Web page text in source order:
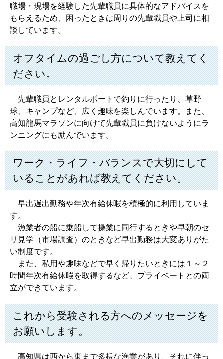
職場・現場を経験した先輩職員に具体的なアドバイスを
もらえるため、困ったときは周りの先輩職員や上司に相
談しています。
オフタイムの過ごし方について教えてく
ださい。
先輩職員とレンタルボートで釣りに行ったり、草野
球、キャンプなど、広く趣味を楽しんでいます。また、
高知龍馬マラソンに向けて先輩職員に負けないようにラ
ンニングにも励んでいます。
ワーク・ライフ・バランスで大切にして
いることがあれば教えてください。
早出遅出勤務や年次有給休暇を積極的に利用していま
す。
漁業者の船に乗船して操業に同行するときや早朝のセ
リ見学（市場調査）のときなど早出勤務は大変ありがた
い制度です。
また、私用や趣味などで早く帰りたいときには１～２
時間年次有給休暇を取得するなど、プライベートとの両
立ができています。
これから受験される方へのメッセージを
お願いします。
高知県は西から東まで多様な漁業があり、それに伴っ